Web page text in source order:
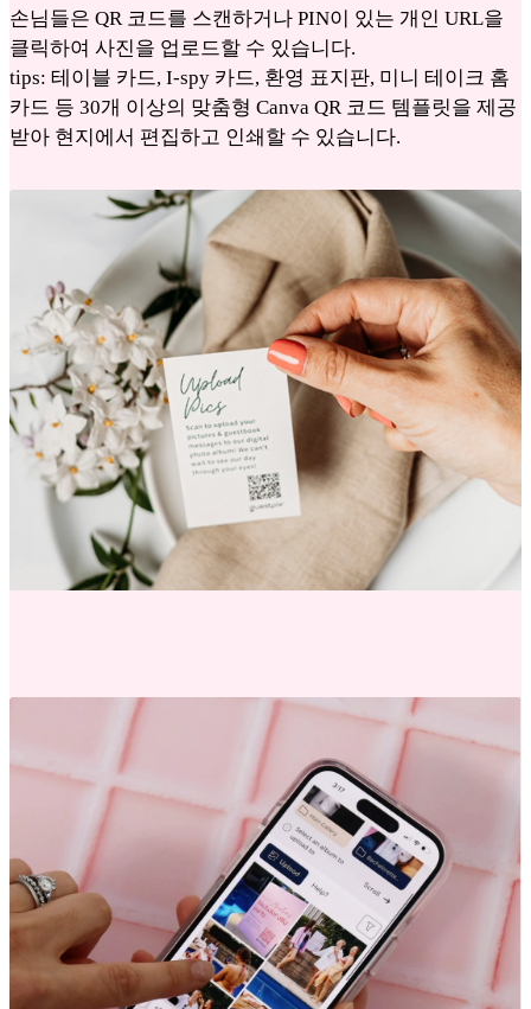
손님들은 QR 코드를 스캔하거나 PIN이 있는 개인 URL을
클릭하여 사진을 업로드할 수 있습니다.
tips: 테이블 카드, I-spy 카드, 환영 표지판, 미니 테이크 홈
카드 등 30개 이상의 맞춤형 Canva QR 코드 템플릿을 제공
받아 현지에서 편집하고 인쇄할 수 있습니다.